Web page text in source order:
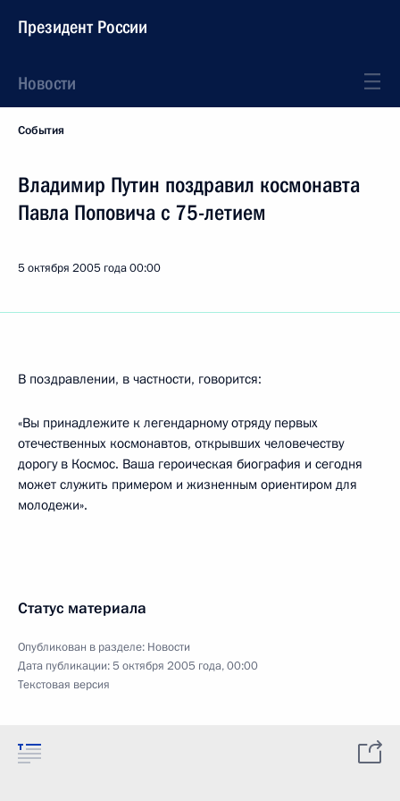
Президент России
Новости
События
Владимир Путин поздравил космонавта
Павла Поповича с 75-летием
5 октября 2005 года00:00
В поздравлении, в частности, говорится:
«Вы принадлежите к легендарному отряду первых
отечественных космонавтов, открывших человечеству
дорогу в Космос. Ваша героическая биография и сегодня
может служить примером и жизненным ориентиром для
молодежи».
Статус материала
Опубликован в разделе: Новости
Дата публикации:5 октября 2005 года, 00:00
Текстовая версия